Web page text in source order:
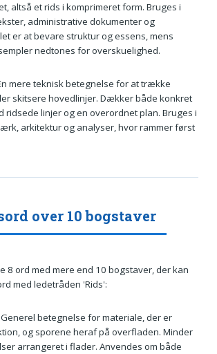
altså et rids i komprimeret form. Bruges i
administrative dokumenter og
er at bevare struktur og essens, mens
nedtones for overskuelighed.
mere teknisk betegnelse for at trække
skitsere hovedlinjer. Dækker både konkret
ridsede linjer og en overordnet plan. Bruges i
arkitektur og analyser, hvor rammer først
over 10 bogstaver
8 ord med mere end 10 bogstaver, der kan
med ledetråden 'Rids':
Generel betegnelse for materiale, der er
og sporene heraf på overfladen. Minder
arrangeret i flader. Anvendes om både